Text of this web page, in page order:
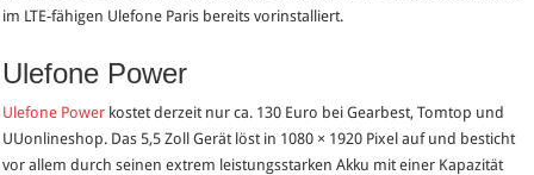
im LTE-fähigen Ulefone Paris bereits vorinstalliert.
Ulefone Power
Ulefone Power kostet derzeit nur ca. 130 Euro bei Gearbest, Tomtop und
UUonlineshop. Das 5,5 Zoll Gerät löst in 1080 × 1920 Pixel auf und besticht
vor allem durch seinen extrem leistungsstarken Akku mit einer Kapazität